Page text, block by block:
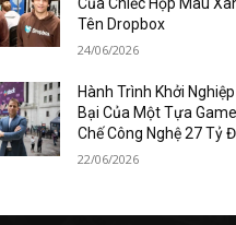
Tên Dropbox
24/06/2026
Hành Trình Khởi
Bại Của Một Tựa
Chế Công Nghệ 27 Tỷ
22/06/2026